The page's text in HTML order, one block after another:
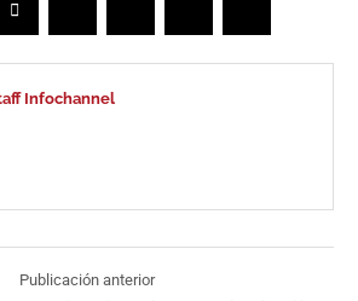
Infochannel
Publicación anterior